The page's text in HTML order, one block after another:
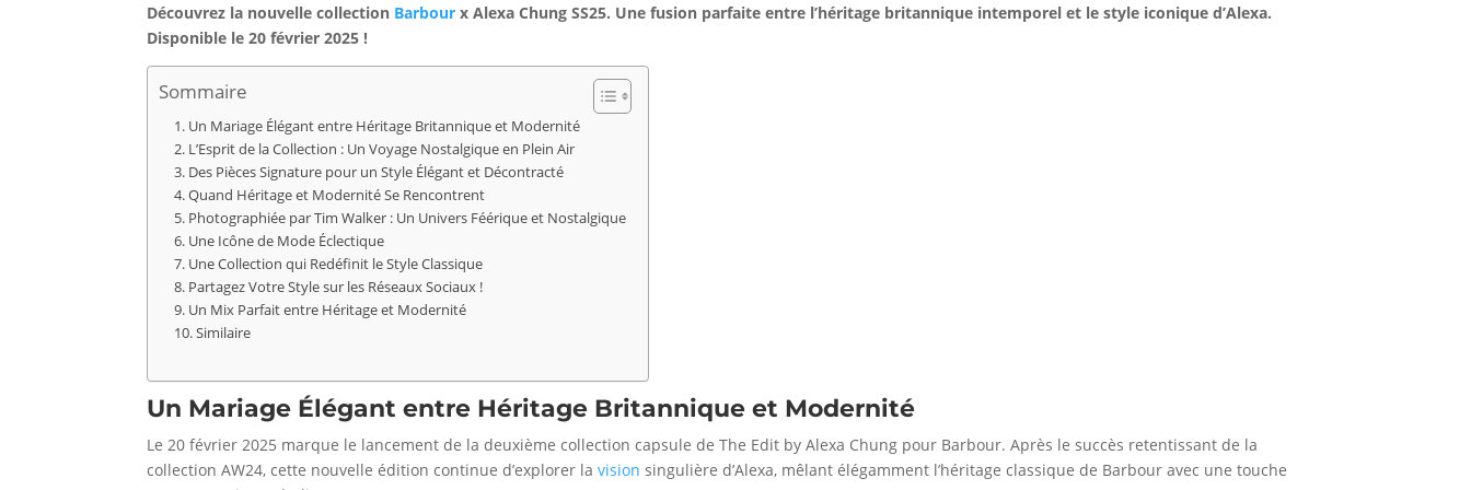
Découvrez la nouvelle collection Barbour x Alexa Chung SS25. Une fusion parfaite entre l’héritage britannique intemporel et le style iconique d’Alexa.
Disponible le 20 février 2025 !
Sommaire
Un Mariage Élégant entre Héritage Britannique et Modernité
L’Esprit de la Collection : Un Voyage Nostalgique en Plein Air
Des Pièces Signature pour un Style Élégant et Décontracté
Quand Héritage et Modernité Se Rencontrent
Photographiée par Tim Walker : Un Univers Féérique et Nostalgique
Une Icône de Mode Éclectique
Une Collection qui Redéfinit le Style Classique
Partagez Votre Style sur les Réseaux Sociaux !
Un Mix Parfait entre Héritage et Modernité
Similaire
Un Mariage Élégant entre Héritage Britannique et Modernité
Le 20 février 2025 marque le lancement de la deuxième collection capsule de The Edit by Alexa Chung pour Barbour. Après le succès retentissant de la
collection AW24, cette nouvelle édition continue d’explorer lavision singulière d’Alexa, mêlant élégamment l’héritage classique de Barbour avec une touche